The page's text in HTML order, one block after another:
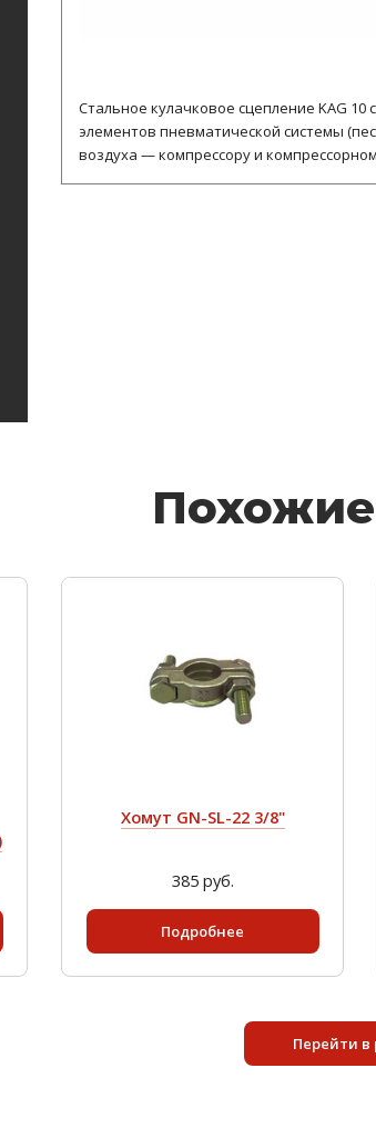
Стальное кулачковое сцепление KAG
элементов пневматической системы
воздуха — компрессору и
Хомут GN-SL-22 3/8"
385 руб.
Подробнее
Перейти в